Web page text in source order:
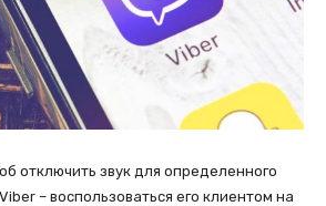
отключить звук для определенного
– воспользоваться его клиентом на